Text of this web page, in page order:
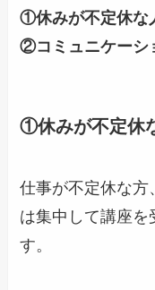
①休みが不定休な
②コミュニケーシ
①休みが不定休
仕事が不定休な方
は集中して講座を
す。